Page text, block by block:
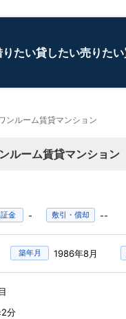
りたい貸したい売りたい
ンルーム賃貸マンション
ルーム賃貸マンション
金 - 敷引・償却 --
築年月 1986年8月
分